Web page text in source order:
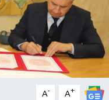
A- A+